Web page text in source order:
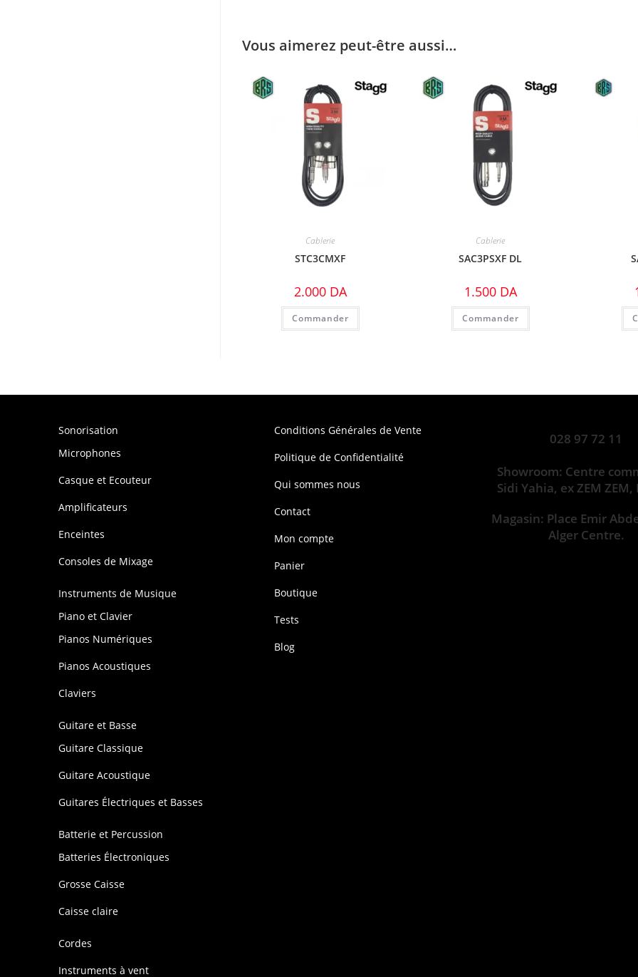
Vous aimerez peut-être aussi…
Cablerie
STC3CMXF
2.000DA
Commander
Cablerie
SAC3PSXF DL
1.500DA
Commander
Sonorisation
Microphones
Casque et Ecouteur
Amplificateurs
Enceintes
Consoles de Mixage
Instruments de Musique
Piano et Clavier
Pianos Numériques
Pianos Acoustiques
Claviers
Guitare et Basse
Guitare Classique
Guitare Acoustique
Guitares Électriques et Basses
Batterie et Percussion
Batteries Électroniques
Grosse Caisse
Caisse claire
Cordes
Instruments à vent
Conditions Générales de Vente
Politique de Confidentialité
Qui sommes nous
Contact
Mon compte
Panier
Boutique
Tests
Blog
028 97 72 11
Showroom: Centre
Sidi Yahia, ex ZEM
Magasin: Place Emir
Alger Centre.